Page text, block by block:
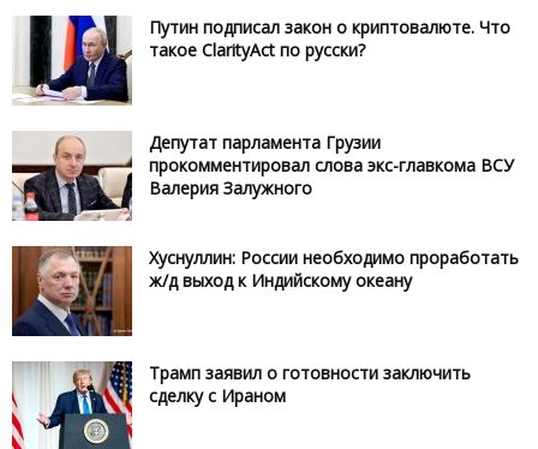
Путин подписал закон о криптовалюте. Что
такое ClarityAct по русски?
Депутат парламента Грузии
прокомментировал слова экс-главкома ВСУ
Валерия Залужного
Хуснуллин: России необходимо проработать
ж/д выход к Индийскому океану
Трамп заявил о готовности заключить
сделку с Ираном